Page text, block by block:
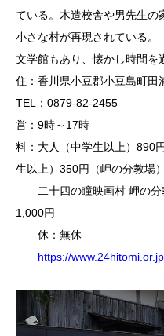
ている。木造校舎や男先生の
小さな村が再現されている。
文学館もあり、懐かし時間を
住：香川県小豆郡小豆島町田
TEL：0879-82-2455
営：9時～17時
料：大人（中学生以上）890
生以上）350円（岬の分教場）
二十四の瞳映画村 岬の分
1,000円
休：無休
https://www.24hitomi.or.jp